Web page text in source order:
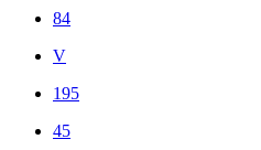
84
V
195
45